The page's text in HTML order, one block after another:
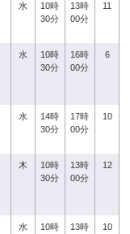
水
10時
30分
13時
00分
11
水
10時
30分
16時
00分
6
水
14時
30分
17時
00分
10
木
10時
30分
13時
00分
12
水
10時
13時
10